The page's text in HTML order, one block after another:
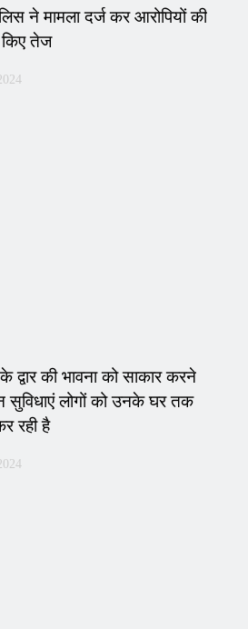
ने मामला दर्ज कर आरोपियों की
किए तेज
द्वार की भावना को साकार करने
लोगों को उनके घर तक
रही है